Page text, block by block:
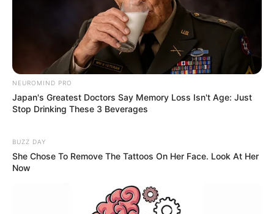
NEUROMIND PRO
Japan's Greatest Doctors Say Memory Loss Isn't Age: Just
Stop Drinking These 3 Beverages
BUZZ DAY
She Chose To Remove The Tattoos On Her Face. Look At Her
Now